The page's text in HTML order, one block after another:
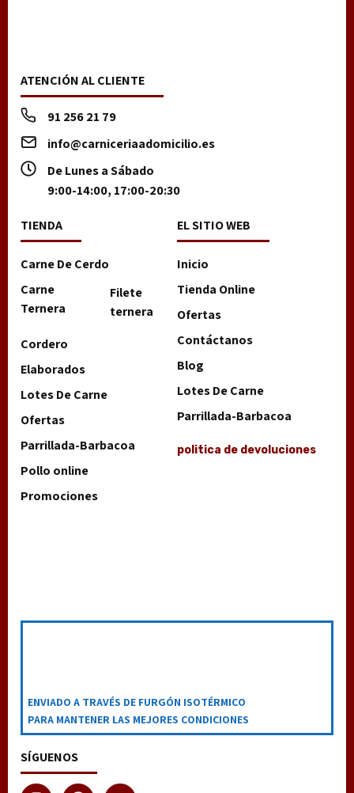
ATENCIÓN AL CLIENTE
91 256 21 79
info@carniceriaadomicilio.es
De Lunes a Sábado
9:00-14:00, 17:00-20:30
TIENDA
Carne De Cerdo
Carne
Ternera
Filete
ternera
Cordero
Elaborados
Lotes De Carne
Ofertas
Parrillada-Barbacoa
Pollo online
Promociones
EL SITIO WEB
Inicio
Tienda Online
Ofertas
Contáctanos
Blog
Lotes De Carne
Parrillada-Barbacoa
politica de devoluciones
ENVIADO A TRAVÉS DE FURGÓN ISOTÉRMICO
PARA MANTENER LAS MEJORES CONDICIONES
SÍGUENOS